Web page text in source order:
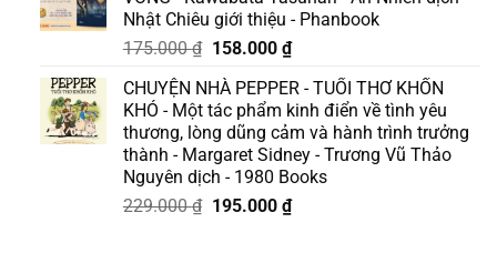
129.000 ₫.là:
110.000 ₫.
Nhật Chiêu giới thiệu - Phanbook
175.000₫ Giá
là:
175.000 ₫.
158.000 ₫Giá
tại
là:
158.000 ₫.
CHUYỆN NHÀ PEPPER - TUỔI THƠ KHỐN
KHÓ - Một tác phẩm kinh điển về tình yêu
thương, lòng dũng cảm và hành trình trưởng
thành - Margaret Sidney - Trương Vũ Thảo
Nguyên dịch - 1980 Books
229.000₫ Giá
195.000 ₫Giá